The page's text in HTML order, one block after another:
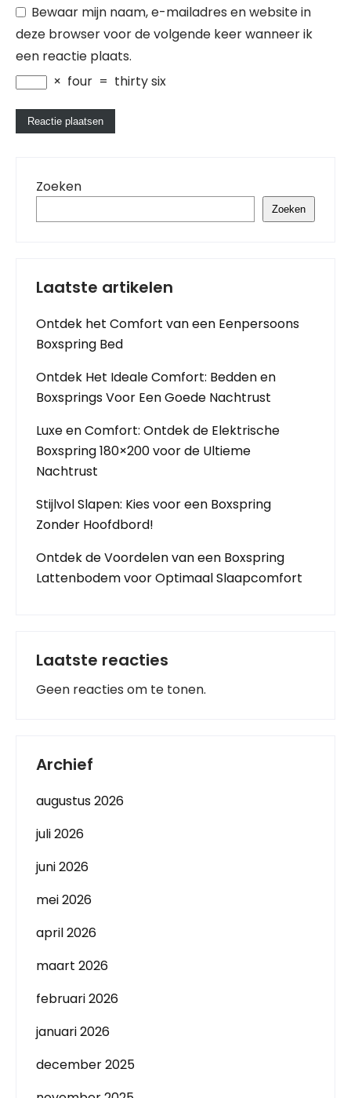
Bewaar mijn naam, e-mailadres en website in
deze browser voor de volgende keer wanneer ik
een reactie plaats.
× four = thirty six
Zoeken
Zoeken
Laatste artikelen
Ontdek het Comfort van een Eenpersoons
Boxspring Bed
Ontdek Het Ideale Comfort: Bedden en
Boxsprings Voor Een Goede Nachtrust
Luxe en Comfort: Ontdek de Elektrische
Boxspring 180×200 voor de Ultieme
Nachtrust
Stijlvol Slapen: Kies voor een Boxspring
Zonder Hoofdbord!
Ontdek de Voordelen van een Boxspring
Lattenbodem voor Optimaal Slaapcomfort
Laatste reacties
Geen reacties om te tonen.
Archief
augustus 2026
juli 2026
juni 2026
mei 2026
april 2026
maart 2026
februari 2026
januari 2026
december 2025